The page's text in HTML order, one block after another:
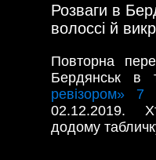
Розваги в
волоссі й
Повторна
Бердянськ в
ревізором» 7
02.12.2019.
додому